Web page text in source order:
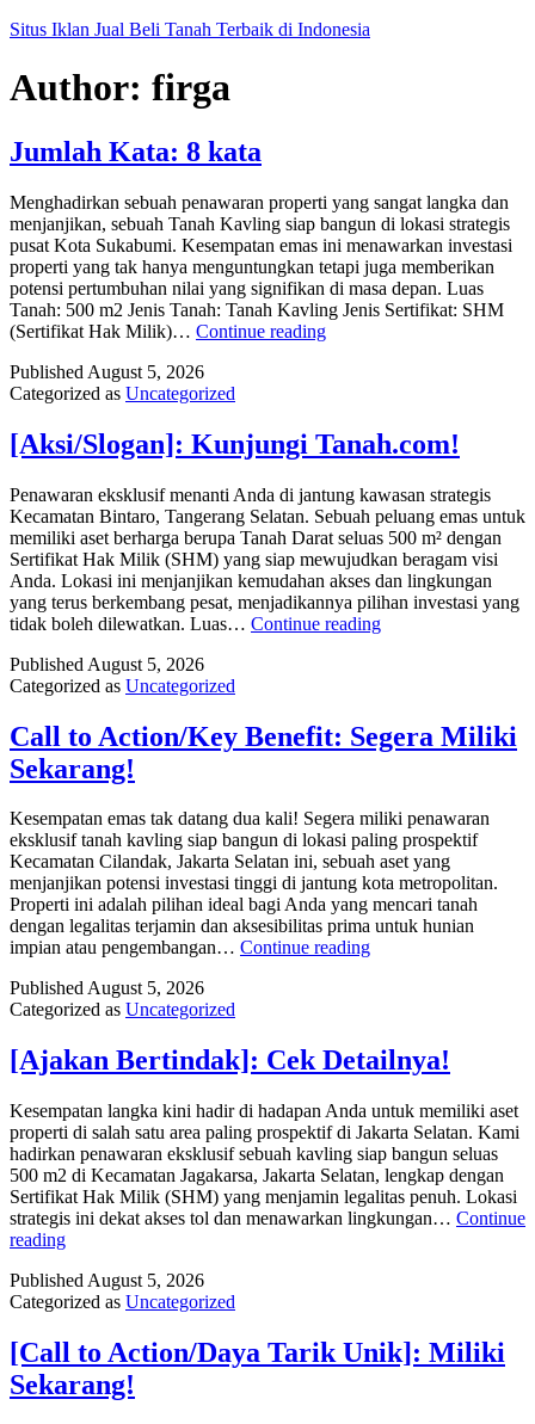
Skip
content
Situs Iklan Jual Beli Tanah Terbaik di Indonesia
Author: firga
Jumlah Kata: 8 kata
Menghadirkan sebuah penawaran properti yang sangat langka dan
menjanjikan, sebuah Tanah Kavling siap bangun di lokasi strategis
pusat Kota Sukabumi. Kesempatan emas ini menawarkan investasi
properti yang tak hanya menguntungkan tetapi juga memberikan
potensi pertumbuhan nilai yang signifikan di masa depan. Luas
Tanah: 500 m2 Jenis Tanah: Tanah Kavling Jenis Sertifikat: SHM
(Sertifikat Hak Milik)… Continue readingJumlah
Published August 5, 2026
Categorized as Uncategorized
[Aksi/Slogan]: Kunjungi Tanah.com!
Penawaran eksklusif menanti Anda di jantung kawasan strategis
Kecamatan Bintaro, Tangerang Selatan. Sebuah peluang emas untuk
memiliki aset berharga berupa Tanah Darat seluas 500 m² dengan
Sertifikat Hak Milik (SHM) yang siap mewujudkan beragam visi
Anda. Lokasi ini menjanjikan kemudahan akses dan lingkungan
yang terus berkembang pesat, menjadikannya pilihan investasi yang
tidak boleh dilewatkan. Luas… Continue reading[Aksi/Slogan]:
Published August 5, 2026
Categorized as Uncategorized
Call to Action/Key Benefit: Segera Miliki
Sekarang!
Kesempatan emas tak datang dua kali! Segera miliki penawaran
eksklusif tanah kavling siap bangun di lokasi paling prospektif
Kecamatan Cilandak, Jakarta Selatan ini, sebuah aset yang
menjanjikan potensi investasi tinggi di jantung kota metropolitan.
Properti ini adalah pilihan ideal bagi Anda yang mencari tanah
dengan legalitas terjamin dan aksesibilitas prima untuk hunian
impian atau pengembangan… Continue readingCall
Miliki
Sekarang!
PublishedAugust 5, 2026
Categorized as Uncategorized
[Ajakan Bertindak]: Cek Detailnya!
Kesempatan langka kini hadir di hadapan Anda untuk memiliki aset
properti di salah satu area paling prospektif di Jakarta Selatan. Kami
hadirkan penawaran eksklusif sebuah kavling siap bangun seluas
500 m2 di Kecamatan Jagakarsa, Jakarta Selatan, lengkap dengan
Sertifikat Hak Milik (SHM) yang menjamin legalitas penuh. Lokasi
strategis ini dekat akses tol dan menawarkan lingkungan… Continue
reading[Ajakan
Cek
Detailnya!
Published August 5, 2026
Categorized as Uncategorized
[Call to Action/Daya Tarik Unik]: Miliki
Sekarang!